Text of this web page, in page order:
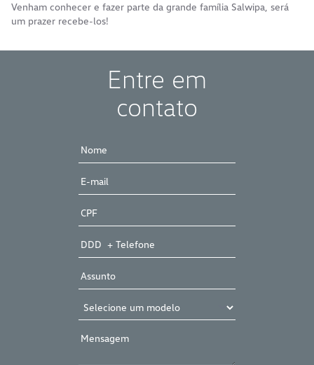
Venham conhecer e fazer parte da grande família Salwipa, será
um prazer recebe-los!
Entre em
contato